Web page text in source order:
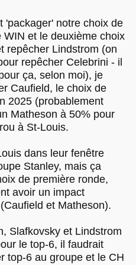
'packager' notre choix de
et le deuxième choix
repêcher Lindstrom (on
repêcher Celebrini - il
ça, selon moi), je
Caufield, le choix de
2025 (probablement
Matheson à 50% pour
à St-Louis.
dans leur fenêtre
Stanley, mais ça
de première ronde,
avoir un impact
et Matheson).
Slafkovsky et Lindstrom
le top-6, il faudrait
top-6 au groupe et le CH